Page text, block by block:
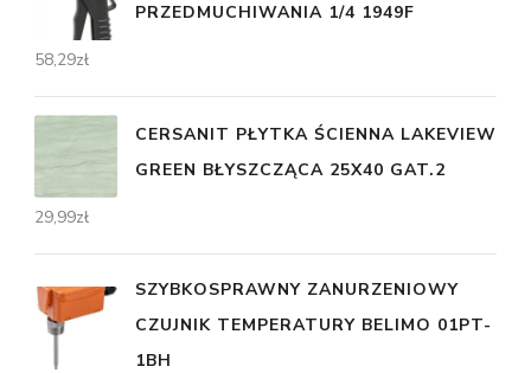
PRZEDMUCHIWANIA 1/4 1949F
58,29zł
CERSANIT PŁYTKA ŚCIENNA LAKEVIEW
GREEN BŁYSZCZĄCA 25X40 GAT.2
29,99zł
SZYBKOSPRAWNY ZANURZENIOWY
CZUJNIK TEMPERATURY BELIMO 01PT-
1BH